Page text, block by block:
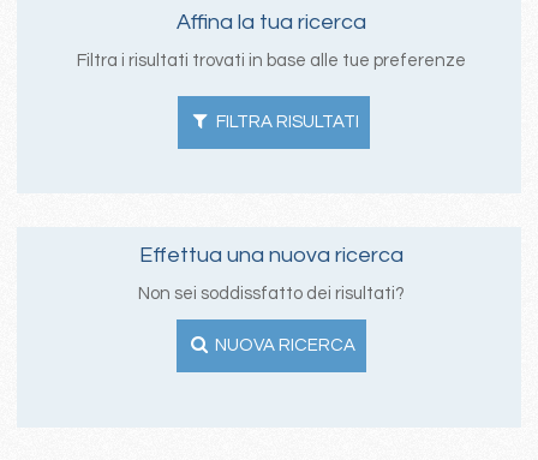
Affina la tua ricerca
Filtra i risultati trovati in base alle tue preferenze
FILTRA RISULTATI
Effettua una nuova ricerca
Non sei soddissfatto dei risultati?
NUOVA RICERCA